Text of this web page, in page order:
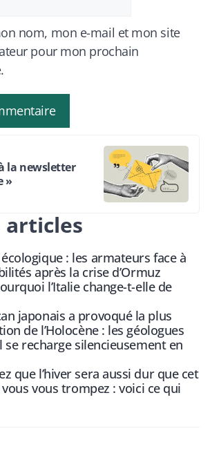
nom, mon e-mail et mon site
pour mon prochain
la newsletter
»
articles
: les armateurs face à
après la crise d’Ormuz
l’Italie change-t-elle de
japonais a provoqué la plus
de l’Holocène : les géologues
se recharge silencieusement en
que l’hiver sera aussi dur que cet
vous trompez : voici ce qui